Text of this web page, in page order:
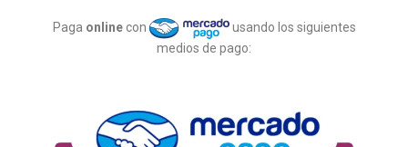
Paga online con
usando los siguientes
medios de pago: